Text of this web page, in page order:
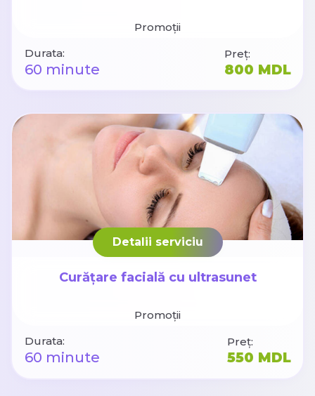
Promoții
Durata:
60 minute
Preț:
800 MDL
Detalii serviciu
Curățare facială cu ultrasunet
Promoții
Durata:
60 minute
Preț:
550 MDL